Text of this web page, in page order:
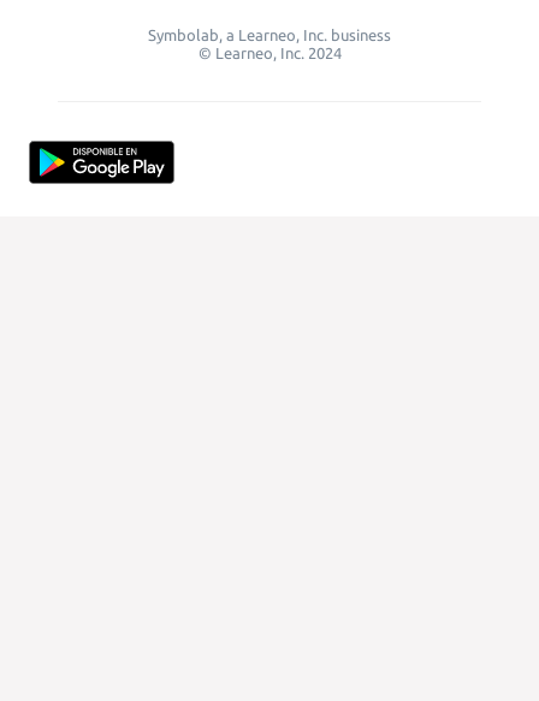
Symbolab, a Learneo, Inc. business
© Learneo, Inc. 2024